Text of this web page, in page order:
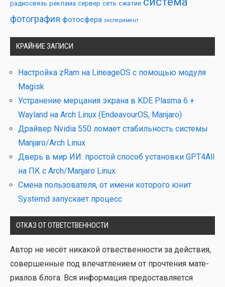
радиосвязь реклама сервер сеть сжатие
фотография фотосфера эксперимент
КРАЙНИЕ ЗАПИСИ
Настройка zRam на LineageOS с помощью модуля
Magisk
Устранение мерцания экрана в KDE Plasma 6 +
Wayland на Arch Linux (EndeavourOS, Manjaro)
Драйвер Nvidia 550 ломает стабильность системы
Manjaro/Arch Linux
Дверь в мир ИИ: простой способ установки GPT4All
на ПК с Arch/Manjaro Linux
Смена пользователя, от имени которого юнит
Systemd запускает процесс
ОТКАЗ ОТ ОТВЕТСТВЕННОСТИ
Автор не несёт ника­кой отвест­вен­но­сти за дей­ствия,
совер­шен­ные под впе­чат­ле­ни­ем от про­чте­ния мате­
ри­а­лов бло­га. Вся инфор­ма­ция предо­став­ля­ет­ся